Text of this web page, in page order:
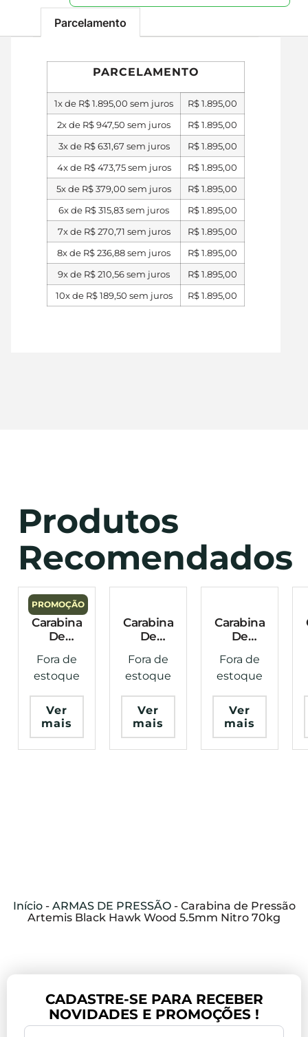
Parcelamento
PARCELAMENTO
1x de R$1.895,00 sem juros R$1.895,00
2x de R$947,50 sem juros R$1.895,00
3x de R$631,67 sem juros R$1.895,00
4x de R$473,75sem juros R$1.895,00
5x de R$379,00 sem juros R$1.895,00
6x de R$315,83sem juros R$1.895,00
7x de R$270,71 sem juros R$1.895,00
8x de R$236,88sem juros R$1.895,00
9x de R$210,56sem juros R$1.895,00
10x de R$189,50 sem juros R$1.895,00
Produtos
Recomendados
PROMOÇÃO
Carabina
De
Nitro
Stoeger
5.5mm
Fora de
estoque
Ver
mais
Carabina
De
Gás Ram
5.5mm
R1000
Rossi
Fora de
estoque
Ver
mais
Carabina
De
Rossi
Sport Up
Fora de
estoque
Ver
mais
Início- ARMAS DE PRESSÃO- Carabina de Pressão
Artemis Black Hawk Wood 5.5mm Nitro 70kg
CADASTRE-SE PARA RECEBER
NOVIDADES E PROMOÇÕES !